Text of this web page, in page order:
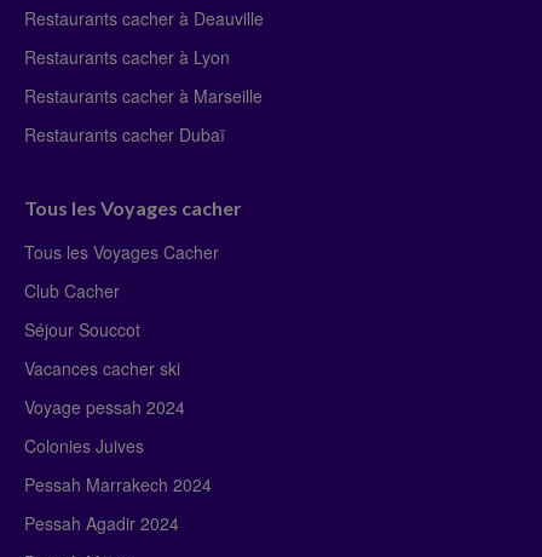
Restaurants cacher à Deauville
Restaurants cacher à Lyon
Restaurants cacher à Marseille
Restaurants cacher Dubaï
Tous les Voyages cacher
Tous les Voyages Cacher
Club Cacher
Séjour Souccot
Vacances cacher ski
Voyage pessah 2024
Colonies Juives
Pessah Marrakech 2024
Pessah Agadir 2024